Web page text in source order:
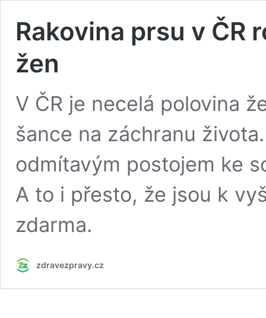
Rakovina prsu v ČR
žen
V ČR je necelá polovina
šance na záchranu
odmítavým postojem ke
A to i přesto, že jsou k
zdarma.
zdravezpravy.cz